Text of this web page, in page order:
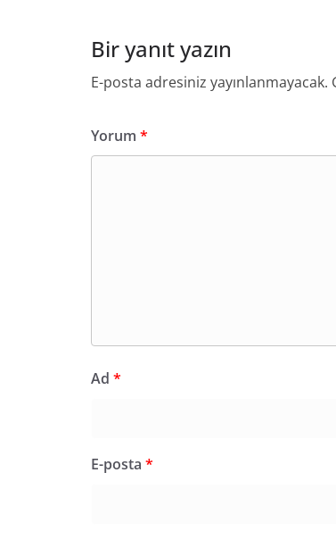
Bir yanıt yazın
E-posta adresiniz yayınlanmayacak.
Yorum *
Ad *
E-posta *